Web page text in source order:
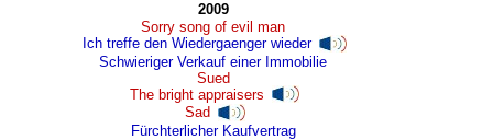
2009
Sorry song of evil man
Ich treffe den Wiedergaenger wieder
Schwieriger Verkauf einer Immobilie
Sued
The bright appraisers
Sad
Fürchterlicher Kaufvertrag